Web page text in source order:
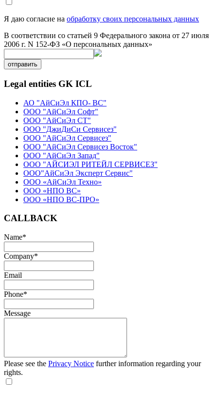
Я даю согласие на обработку своих персональных данных
В соответствии со статьей 9 Федерального закона от 27 июля
2006 г. N 152-ФЗ «О персональных данных»
отправить
Legal entities GK ICL
АО "АйСиЭл КПО- ВС"
ООО "АйСиЭл Софт"
ООО "АйСиЭл СТ"
ООО "ДжиДиСи Сервисез"
ООО "АйСиЭл Сервисез"
ООО "АйСиЭл Сервисез Восток"
ООО "АйСиЭл Запад"
ООО "АЙСИЭЛ РИТЕЙЛ СЕРВИСЕЗ"
ООО"АйСиЭл Эксперт Сервис"
ООО «АйСиЭл Техно»
ООО «НПО ВС»
ООО «НПО ВС-ПРО»
CALLBACK
Name*
Company*
Email
Phone*
Message
Please see the Privacy Notice further information regarding your
rights.